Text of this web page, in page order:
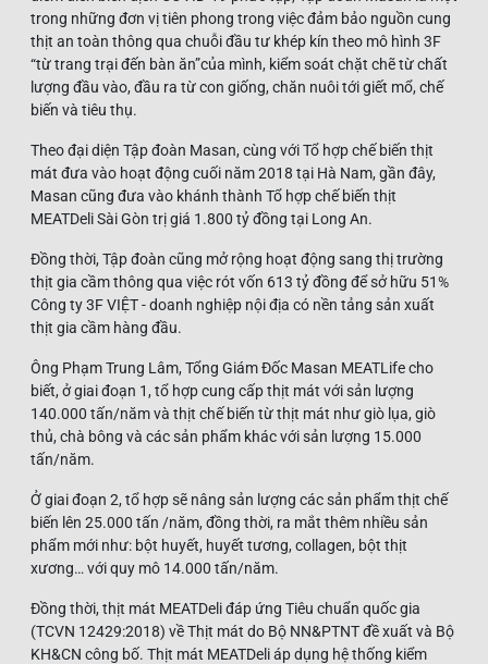
trong những đơn vị tiên phong trong việc đảm bảo nguồn cung
thịt an toàn thông qua chuỗi đầu tư khép kín theo mô hình 3F
“từ trang trại đến bàn ăn”của mình, kiểm soát chặt chẽ từ chất
lượng đầu vào, đầu ra từ con giống, chăn nuôi tới giết mổ, chế
biến và tiêu thụ.
Theo đại diện Tập đoàn Masan, cùng với Tổ hợp chế biến thịt
mát đưa vào hoạt động cuối năm 2018 tại Hà Nam, gần đây,
Masan cũng đưa vào khánh thành Tổ hợp chế biến thịt
MEATDeli Sài Gòn trị giá 1.800 tỷ đồng tại Long An.
Đồng thời, Tập đoàn cũng mở rộng hoạt động sang thị trường
thịt gia cầm thông qua việc rót vốn 613 tỷ đồng để sở hữu 51%
Công ty 3F VIỆT - doanh nghiệp nội địa có nền tảng sản xuất
thịt gia cầm hàng đầu.
Ông Phạm Trung Lâm, Tổng Giám Đốc Masan MEATLife cho
biết, ở giai đoạn 1, tổ hợp cung cấp thịt mát với sản lượng
140.000 tấn/năm và thịt chế biến từ thịt mát như giò lụa, giò
thủ, chà bông và các sản phẩm khác với sản lượng 15.000
tấn/năm.
Ở giai đoạn 2, tổ hợp sẽ nâng sản lượng các sản phẩm thịt chế
biến lên 25.000 tấn /năm, đồng thời, ra mắt thêm nhiều sản
phẩm mới như: bột huyết, huyết tương, collagen, bột thịt
xương… với quy mô 14.000 tấn/năm.
Đồng thời, thịt mát MEATDeli đáp ứng Tiêu chuẩn quốc gia
(TCVN 12429:2018) về Thịt mát do Bộ NN&PTNT đề xuất và Bộ
KH&CN công bố. Thịt mát MEATDeli áp dụng hệ thống kiểm